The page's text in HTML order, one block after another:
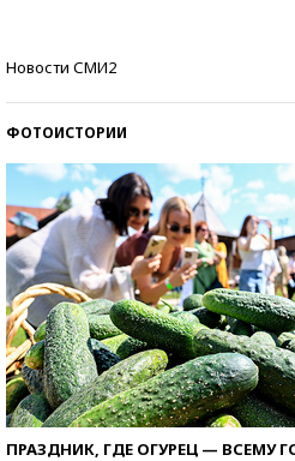
Новости СМИ2
ФОТОИСТОРИИ
ПРАЗДНИК, ГДЕ ОГУРЕЦ — ВСЕМУ